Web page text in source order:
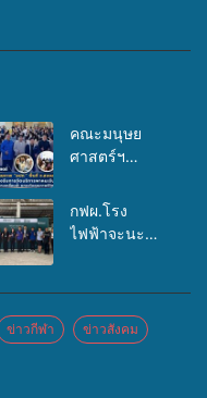
คณะมนุษย
ศาสตร์ฯ
จัดอบรมเสริม
ศักยภาพ
กองทุน
สุขภาพตำบล
รองรับการจัด
กฟผ.โรง
ไฟฟ้าจะนะ
พยาบาลศิคริ
นทร์ หาดใหญ่
ข่าวกีฬา ข่าวสังคม